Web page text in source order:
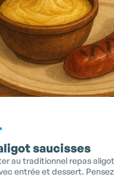
saucisses
au traditionnel repas
entrée et dessert.